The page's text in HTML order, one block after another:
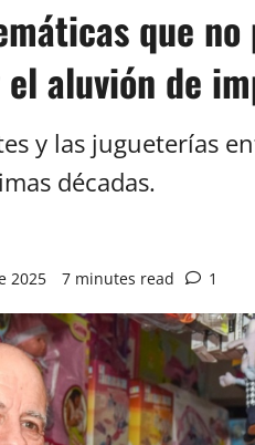
que
aluvión de
y las jugueterías
décadas.
2025 7 minutes read 1